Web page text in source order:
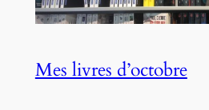
Mes livres d’octobre